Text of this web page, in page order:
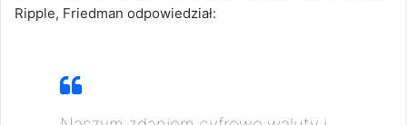
Ripple, Friedman odpowiedział: